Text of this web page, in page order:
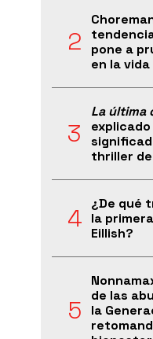
pone a
en la
La última
thriller
¿De qué
la
Eillish?
de las
la